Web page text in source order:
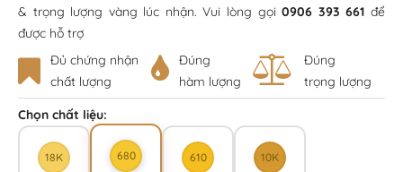
& trọng lượng vàng lúc nhận. Vui lòng gọi0906 393 661 để
được hỗ trợ
Đủ chứng nhận
chất lượng
Đúng
hàm lượng
Đúng
trọng lượng
Chọn chất liệu:
18K 680 610 10K